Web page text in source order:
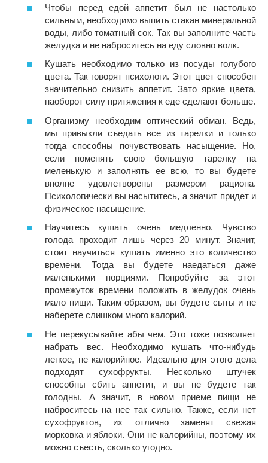
Чтобы перед едой аппетит был не настолько
сильным, необходимо выпить стакан минеральной
воды, либо томатный сок. Так вы заполните часть
желудка и не наброситесь на еду словно волк.
Кушать необходимо только из посуды голубого
цвета. Так говорят психологи. Этот цвет способен
значительно снизить аппетит. Зато яркие цвета,
наоборот силу притяжения к еде сделают больше.
Организму необходим оптический обман. Ведь,
мы привыкли съедать все из тарелки и только
тогда способны почувствовать насыщение. Но,
если поменять свою большую тарелку на
меленькую и заполнять ее всю, то вы будете
вполне удовлетворены размером рациона.
Психологически вы насытитесь, а значит придет и
физическое насыщение.
Научитесь кушать очень медленно. Чувство
голода проходит лишь через 20 минут. Значит,
стоит научиться кушать именно это количество
времени. Тогда вы будете наедаться даже
маленькими порциями. Попробуйте за этот
промежуток времени положить в желудок очень
мало пищи. Таким образом, вы будете сыты и не
наберете слишком много калорий.
Не перекусывайте абы чем. Это тоже позволяет
набрать вес. Необходимо кушать что-нибудь
легкое, не калорийное. Идеально для этого дела
подходят сухофрукты. Несколько штучек
способны сбить аппетит, и вы не будете так
голодны. А значит, в новом приеме пищи не
наброситесь на нее так сильно. Также, если нет
сухофруктов, их отлично заменят свежая
морковка и яблоки. Они не калорийны, поэтому их
можно съесть, сколько угодно.